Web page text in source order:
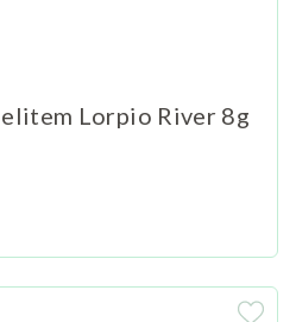
Lorpio River 8g